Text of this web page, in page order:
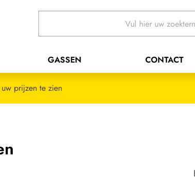
GASSEN CONTACT
prijzen te zien